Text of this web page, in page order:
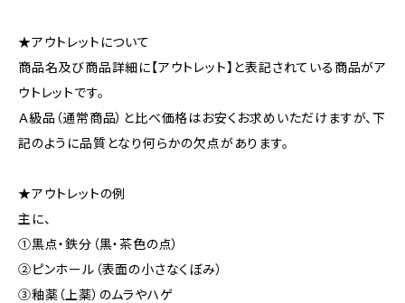
★アウトレットについて
商品名及び商品詳細に【アウトレット】と表記されている商品がア
ウトレットです。
Ａ級品（通常商品）と比べ価格はお安くお求めいただけますが、下
記のように品質となり何らかの欠点があります。
★アウトレットの例
主に、
①黒点・鉄分（黒・茶色の点）
②ピンホール（表面の小さなくぼみ）
③釉薬（上薬）のムラやハゲ